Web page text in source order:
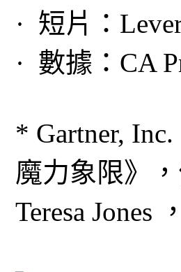
· 短片：
· 數據：CA
* Gartner,
魔力象限》，
Teresa Jones